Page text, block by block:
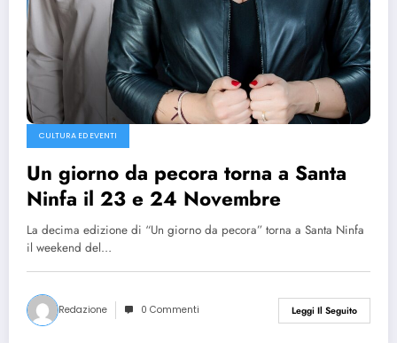
CULTURA ED EVENTI
Un giorno da pecora torna a Santa
Ninfa il 23 e 24 Novembre
La decima edizione di “Un giorno da pecora” torna a Santa Ninfa
il weekend del…
Redazione 0 Commenti Leggi Il Seguito